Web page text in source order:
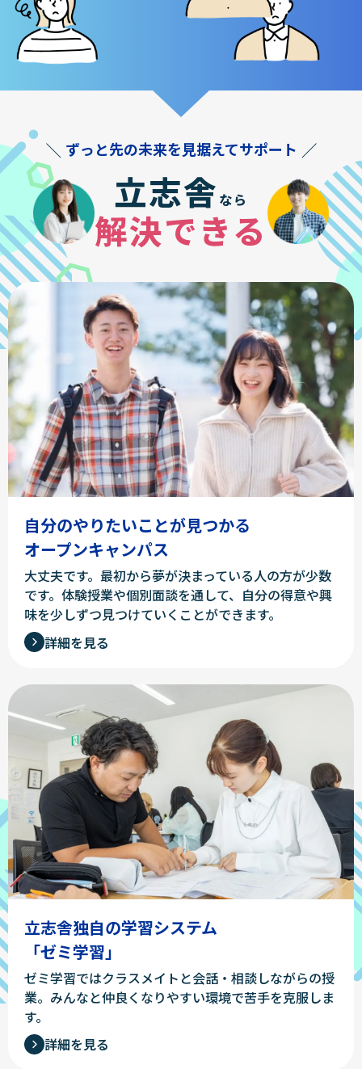
ずっと先の未来を見据えてサポート
立志舎 なら
解決できる
自分のやりたいことが見つかる
オープンキャンパス
大丈夫です。最初から夢が決まっている人の方が少数
です。体験授業や個別面談を通して、自分の得意や興
味を少しずつ見つけていくことができます。
詳細を見る
立志舎独自の学習システム
「ゼミ学習」
ゼミ学習ではクラスメイトと会話・相談しながらの授
業。みんなと仲良くなりやすい環境で苦手を克服しま
す。
詳細を見る